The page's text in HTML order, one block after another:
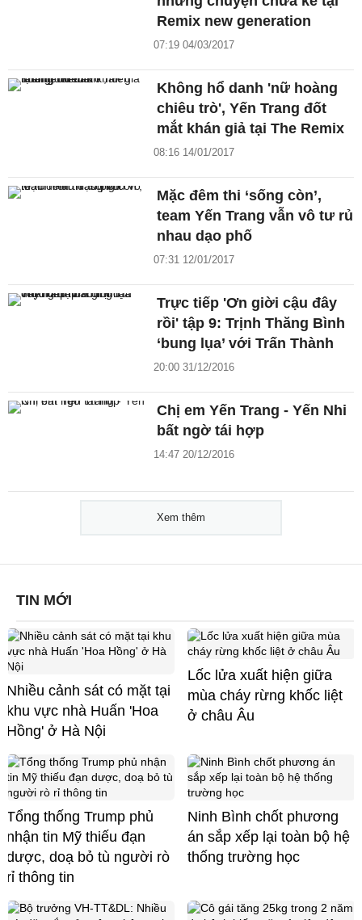
Remix new generation
07:19 04/03/2017
Không hổ danh 'nữ hoàng
chiêu trò', Yến Trang đốt
mắt khán giả tại The Remix
08:16 14/01/2017
Mặc đêm thi ‘sống còn’,
team Yến Trang vẫn vô tư rủ
nhau dạo phố
07:31 12/01/2017
Trực tiếp 'Ơn giời cậu đây
rồi' tập 9: Trịnh Thăng Bình
‘bung lụa’ với Trấn Thành
20:00 31/12/2016
Chị em Yến Trang - Yến Nhi
bất ngờ tái hợp
14:47 20/12/2016
Xem thêm
TIN MỚI
Nhiều cảnh sát có mặt tại
khu vực nhà Huấn 'Hoa
Hồng' ở Hà Nội
Lốc lửa xuất hiện giữa
mùa cháy rừng khốc liệt
ở châu Âu
Tổng thống Trump phủ
nhận tin Mỹ thiếu đạn
dược, doạ bỏ tù người rò
rỉ thông tin
Ninh Bình chốt phương
án sắp xếp lại toàn bộ hệ
thống trường học